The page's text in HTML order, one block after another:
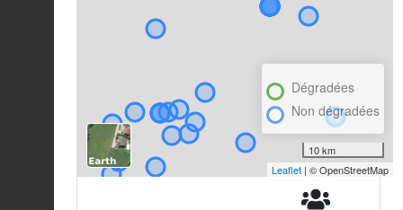
Dégradées
Non dégradées
10 km
Leaflet | © OpenStreetMap